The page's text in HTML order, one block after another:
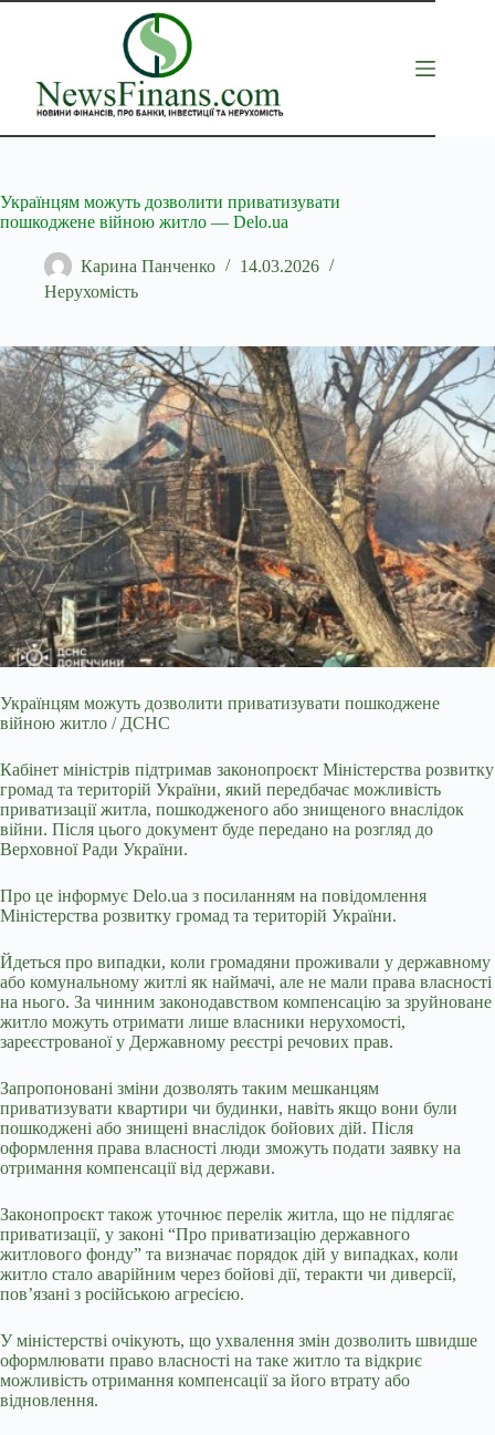
Перейти
Українцям можуть дозволити приватизувати
пошкоджене війною житло — Delo.ua
Карина Панченко
14.03.2026
Нерухомість
Українцям можуть дозволити приватизувати пошкоджене
війною житло / ДСНС
Кабінет міністрів підтримав законопроєкт Міністерства розвитку
громад та територій України, який передбачає можливість
приватизації житла, пошкодженого або знищеного внаслідок
війни. Після цього документ буде передано на розгляд до
Верховної Ради України.
Про це інформує Delo.ua з посиланням на повідомлення
Міністерства розвитку громад та територій України.
Йдеться про випадки, коли громадяни проживали у державному
або комунальному житлі як наймачі, але не мали права власності
на нього. За чинним законодавством компенсацію за зруйноване
житло можуть отримати лише власники нерухомості,
зареєстрованої у Державному реєстрі речових прав.
Запропоновані зміни дозволять таким мешканцям
приватизувати квартири чи будинки, навіть якщо вони були
пошкоджені або знищені внаслідок бойових дій. Після
оформлення права власності люди зможуть подати заявку на
отримання компенсації від держави.
Законопроєкт також уточнює перелік житла, що не підлягає
приватизації, у законі “Про приватизацію державного
житлового фонду” та визначає порядок дій у випадках, коли
житло стало аварійним через бойові дії, теракти чи диверсії,
пов’язані з російською агресією.
У міністерстві очікують, що ухвалення змін дозволить швидше
оформлювати право власності на таке житло та відкриє
можливість отримання компенсації за його втрату або
відновлення.